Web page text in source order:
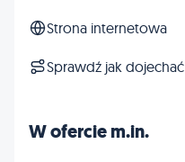
Strona internetowa
Sprawdź jak dojechać
W ofercie m.in.